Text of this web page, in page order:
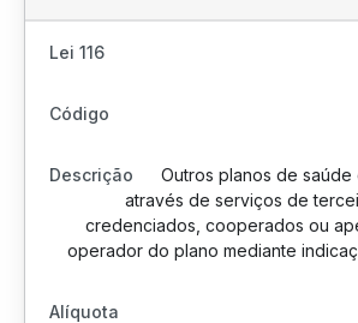
Outros planos de saúde
através de serviços de
credenciados, cooperados ou
operador do plano mediante